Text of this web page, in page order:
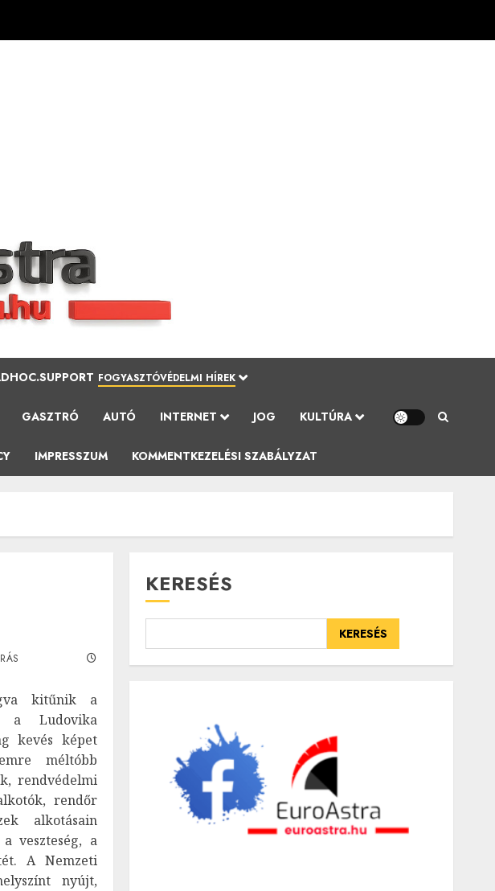
FOGYASZTÓVÉDELMI HÍREK
GASZTRÓ AUTÓ INTERNET JOG KULTÚRA
IMPRESSZUM KOMMENTKEZELÉSI SZABÁLYZAT
kitűnik a
a Ludovika
kevés képet
méltóbb
rendvédelmi
rendőr
alkotásain
veszteség, a
A Nemzeti
nyújt,
KERESÉS
KERESÉS